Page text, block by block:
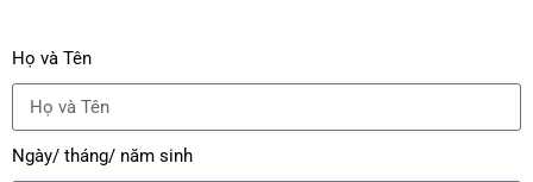
Họ và Tên
Ngày/ tháng/ năm sinh